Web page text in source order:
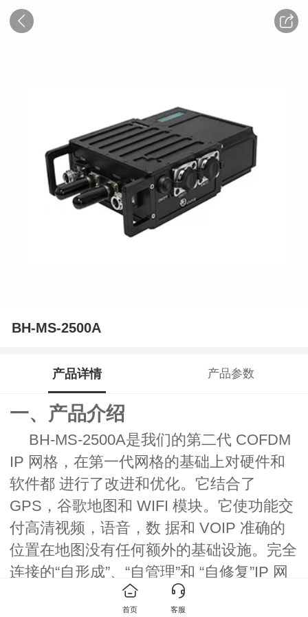
BH-MS-2500A
产品详情 产品参数
一、产品介绍
BH-MS-2500A是我们的第二代 COFDM
IP 网格，在第一代网格的基础上对硬件和
软件都 进行了改进和优化。它结合了
GPS，谷歌地图和 WIFI 模块。它使功能交
付高清视频，语音，数 据和 VOIP 准确的
位置在地图没有任何额外的基础设施。完全
连接的“自形成”、“自管理”和 “自修复”IP 网
格解决方案提供了视频、数据、音频和
首页 客服